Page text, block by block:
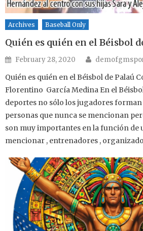
Archives Baseball Only
Quién es quién en el Béisbol
Posted on
February 28, 2020 Author
Quién es quién en el Béisbol de Palaú
Florentino García Medina En el
deportes no sólo los jugadores
personas que nunca se mencionan
son muy importantes en la función de
mencionar , entrenadores ,